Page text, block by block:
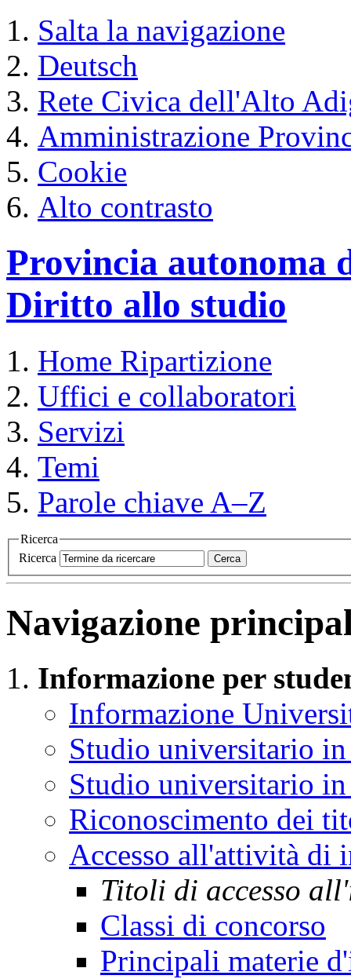
Salta la navigazione
Deutsch
Rete Civica dell'Alto
Amministrazione
Cookie
Alto contrasto
Provincia autonoma
Diritto allo studio
Home Ripartizione
Uffici e collaboratori
Servizi
Temi
Parole chiave A–Z
Ricerca
Ricerca
Cerca
Navigazione
Informazione per
Informazione
Studio universitario
Studio universitario
Riconoscimento dei
Accesso all'attività di
Titoli di accesso
Classi di concorso
Principali materie